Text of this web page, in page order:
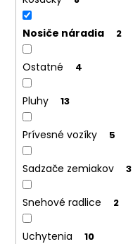
Nosiče náradia 2
Ostatné 4
Pluhy 13
Prívesné vozíky 5
Sadzače zemiakov 3
Snehové radlice 2
Uchytenia 10
a
m
LOŽISKO
6005
2RS
3,90
€